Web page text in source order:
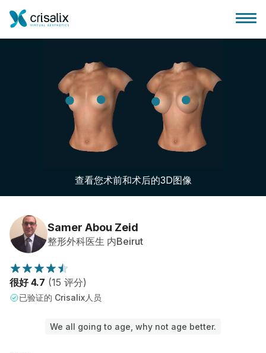
外科医生之家
客户评价
查看您术前和术后的3D图像
Samer Abou Zeid
整形外科医生 内Beirut
很好 4.7 (15 评分)
已验证的 Crisalix人员
We all going to age, why not age better.